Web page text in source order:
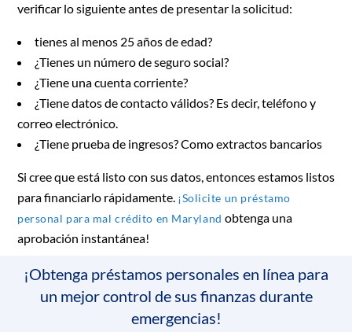
verificar lo siguiente antes de presentar la solicitud:
tienes al menos 25 años de edad?
¿Tienes un número de seguro social?
¿Tiene una cuenta corriente?
¿Tiene datos de contacto válidos? Es decir, teléfono y
correo electrónico.
¿Tiene prueba de ingresos? Como extractos bancarios
Si cree que está listo con sus datos, entonces estamos listos
para financiarlo rápidamente. ¡Solicite un préstamo
personal para mal crédito en Maryland obtenga una
aprobación instantánea!
¡Obtenga préstamos personales en línea para
un mejor control de sus finanzas durante
emergencias!